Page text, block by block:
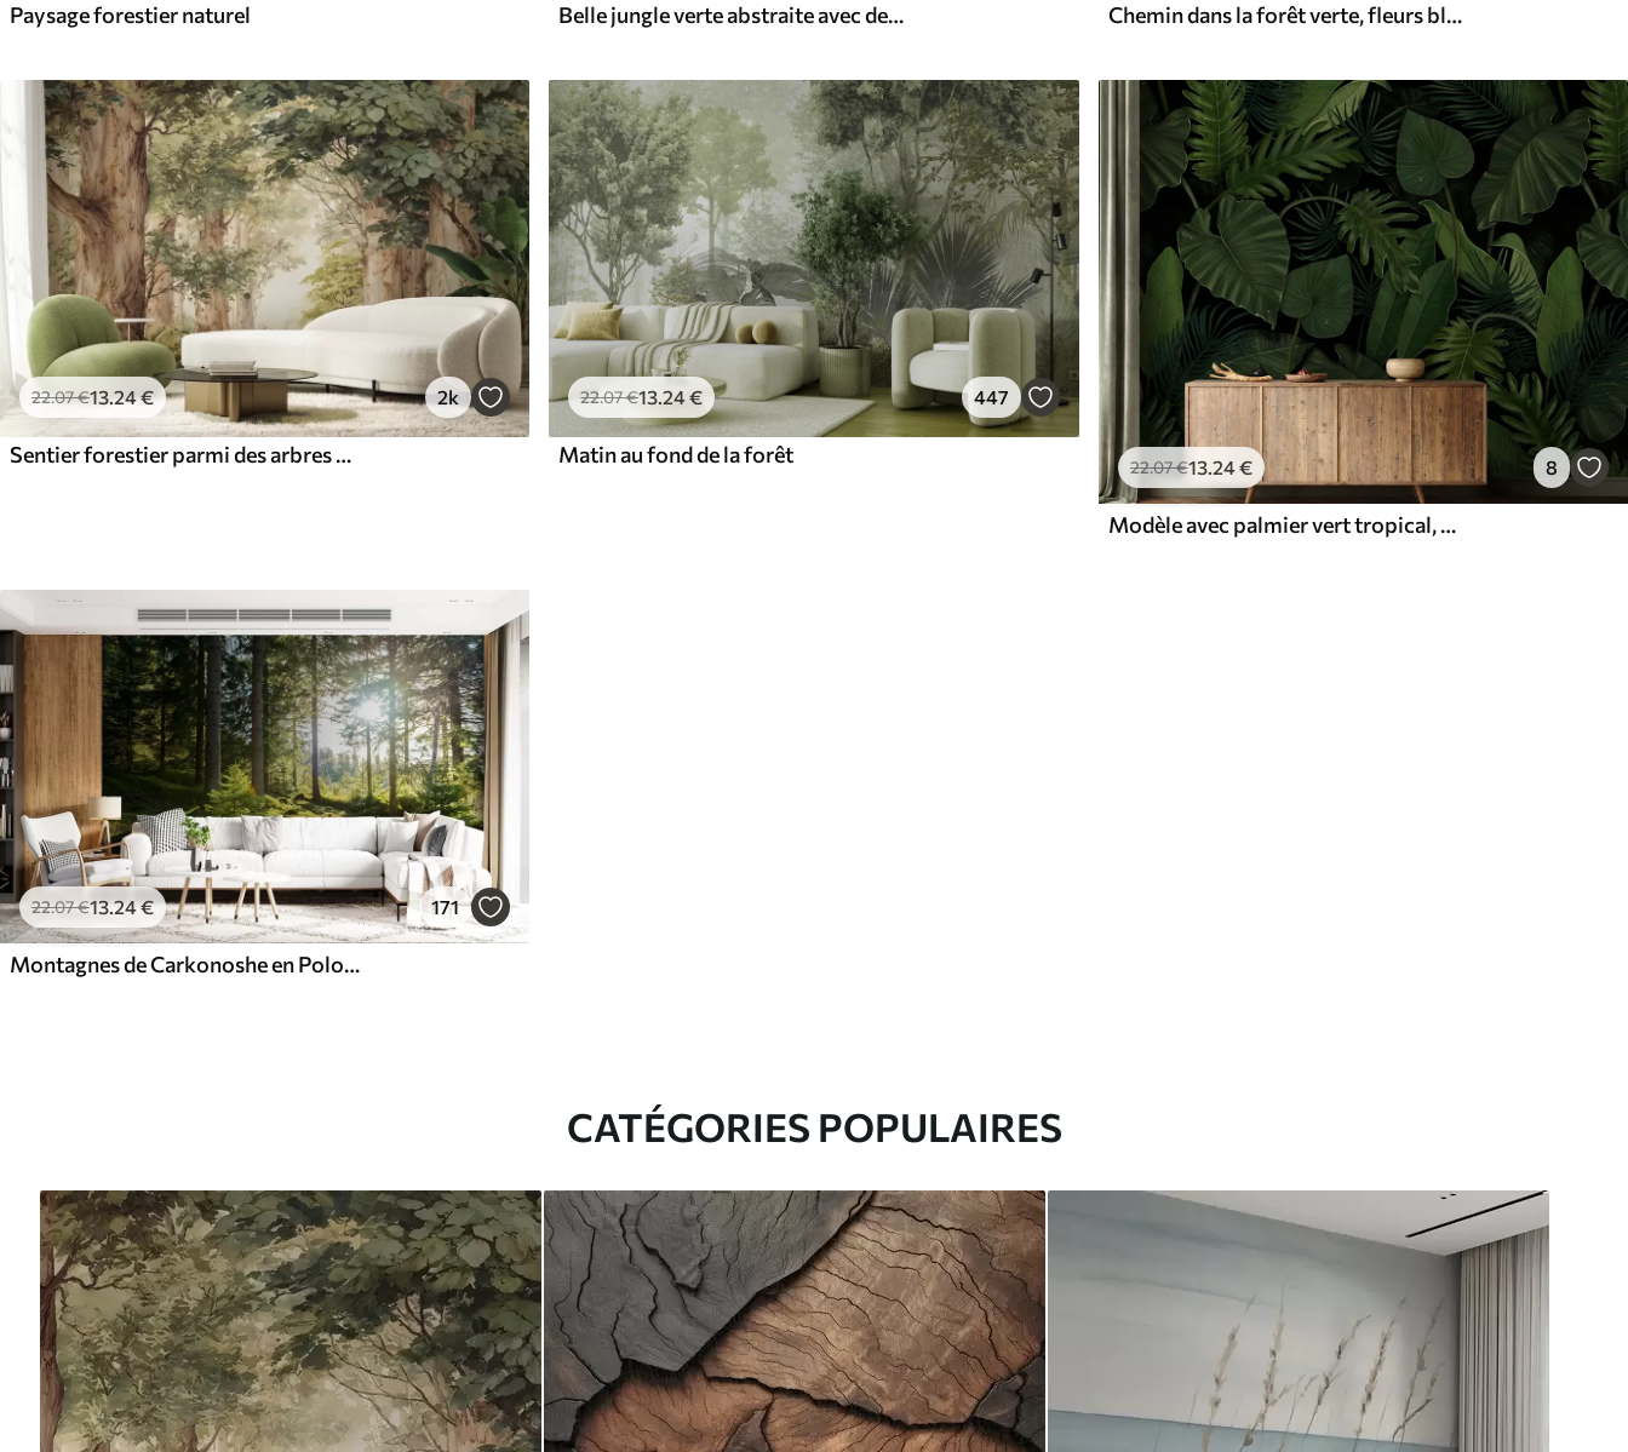
Paysage forestier naturel Belle jungle verte abstraite avec des feuilles tropicales Chemin dans la forêt verte, fleurs blanches, lumière du soleil, dessin de style acrylique
22.07€13 .24€ 2k
Sentier forestier parmi des arbres majestueux, style aquarelle
22.07€13 .24€ 447
Matin au fond de la forêt 22.07€13.24€ 8
Modèle avec palmier vert tropical, taro, feuilles de bananier
22.07€13.24€ 171
Montagnes de Carkonoshe en Pologne
CATÉGORIES POPULAIRES